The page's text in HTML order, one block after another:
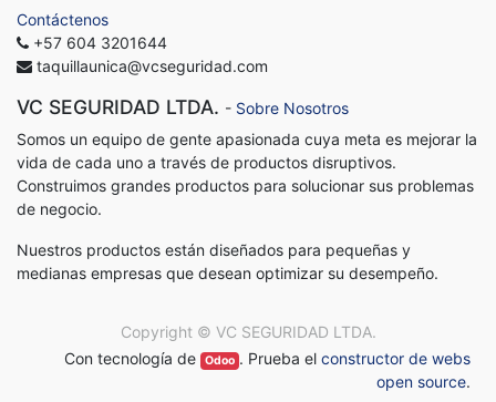
Contáctenos
+57 604 3201644
taquillaunica@vcseguridad.com
VC SEGURIDAD LTDA. - Sobre Nosotros
Somos un equipo de gente apasionada cuya meta es mejorar la
vida de cada uno a través de productos disruptivos.
Construimos grandes productos para solucionar sus problemas
de negocio.
Nuestros productos están diseñados para pequeñas y
medianas empresas que desean optimizar su desempeño.
Copyright © VC SEGURIDAD LTDA.
Con tecnología de
Odoo . Prueba el constructor de webs
open source.